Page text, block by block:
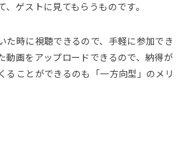
、ゲストに見てもらうものです。
た時に視聴できるので、手軽に参加でき
動画をアップロードできるので、納得が
ることができるのも「一方向型」のメリ